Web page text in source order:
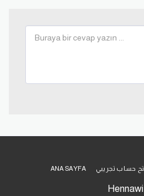
ANA SAYFA حساب تجريبي